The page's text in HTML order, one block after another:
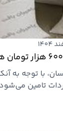
با توجه به
تامین